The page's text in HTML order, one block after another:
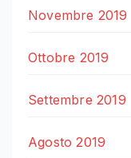
Novembre 2019
Ottobre 2019
Settembre 2019
Agosto 2019